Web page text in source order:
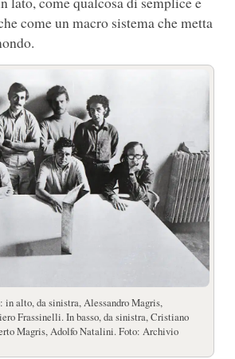
come un macro sistema che metta
in alto, da sinistra, Alessandro Magris,
Frassinelli. In basso, da sinistra, Cristiano
Magris, Adolfo Natalini. Foto: Archivio